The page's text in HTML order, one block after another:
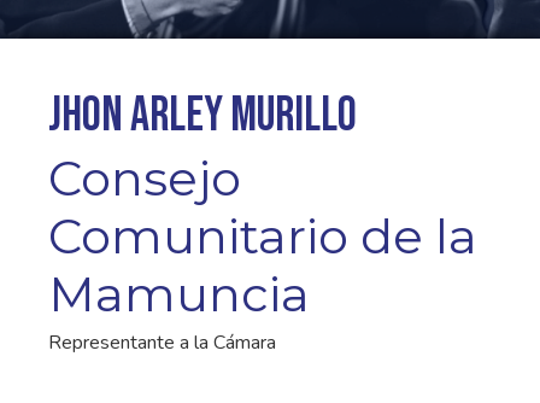
Jhon Arley Murillo
Consejo
Comunitario de la
Mamuncia
Representante a la Cámara